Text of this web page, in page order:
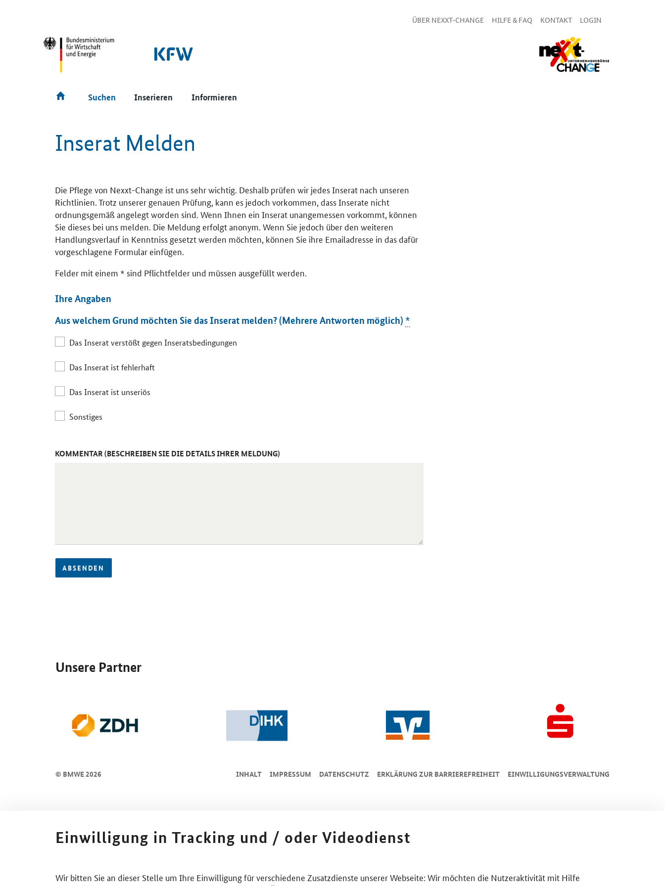
ÜBER NEXXT-CHANGE HILFE & FAQ KONTAKT LOGIN
Suchen Inserieren Informieren
Inserat Melden
Die Pflege von Nexxt-Change ist uns sehr wichtig. Deshalb prüfen wir jedes Inserat nach unseren
Richtlinien. Trotz unserer genauen Prüfung, kann es jedoch vorkommen, dass Inserate nicht
ordnungsgemäß angelegt worden sind. Wenn Ihnen ein Inserat unangemessen vorkommt, können
Sie dieses bei uns melden. Die Meldung erfolgt anonym. Wenn Sie jedoch über den weiteren
Handlungsverlauf in Kenntniss gesetzt werden möchten, können Sie ihre Emailadresse in das dafür
vorgeschlagene Formular einfügen.
Felder mit einem * sind Pflichtfelder und müssen ausgefüllt werden.
Ihre Angaben
Aus welchem Grund möchten Sie das Inserat melden? (Mehrere Antworten möglich) *
Das Inserat verstößt gegen Inseratsbedingungen
Das Inserat ist fehlerhaft
Das Inserat ist unseriös
Sonstiges
KOMMENTAR (BESCHREIBEN SIE DIE DETAILS IHRER MELDUNG)
ABSENDEN
Unsere Partner
© BMWE 2026 INHALT IMPRESSUM DA­TEN­SCHUTZ ERKLÄRUNG ZUR BARRIEREFREIHEIT EINWILLIGUNGSVERWALTUNG
Einwilligung in Tracking und / oder Videodienst
Wir bitten Sie an dieser Stelle um Ihre Einwilligung für verschiedene Zusatzdienste unserer Webseite: Wir möchten die Nutzeraktivität mit Hilfe